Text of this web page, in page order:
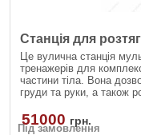
Станція для
Це вулична станція
тренажерів для
частини тіла. Вона
груди та руки, а також
атмосферних впливів,
встановлення у дворах,
Під замовлення
51000 грн.